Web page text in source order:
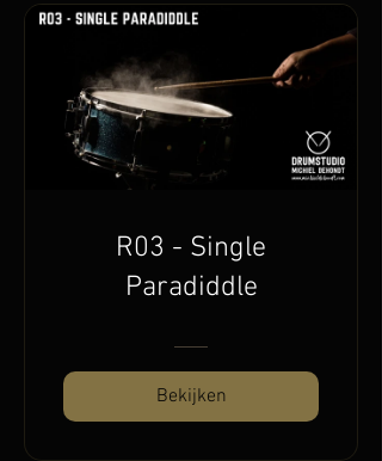
R03 - Single
Paradiddle
Bekijken